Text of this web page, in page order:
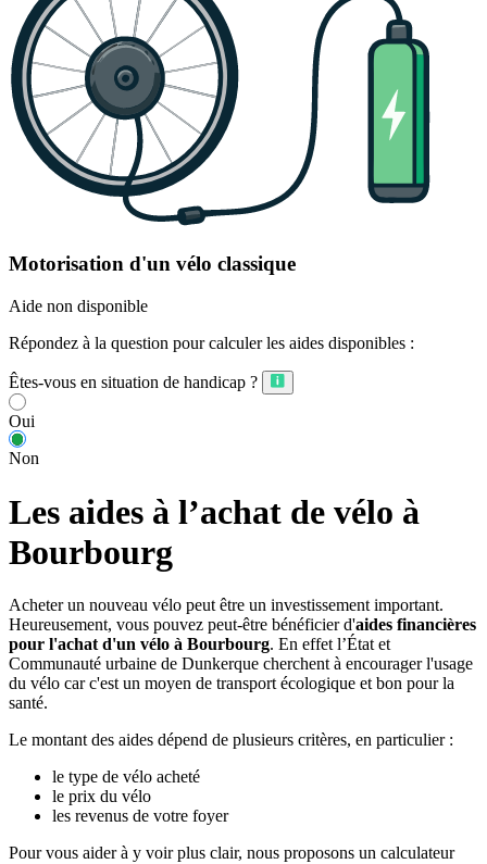
Motorisation d'un vélo classique
Aide non disponible
Répondez à la question pour calculer les aides disponibles :
Êtes-vous en situation de handicap ?
Oui
Non
Les aides à l’achat de vélo à
Bourbourg
Acheter un nouveau vélo peut être un investissement important.
Heureusement, vous pouvez peut-être bénéficier d'aides financières
pour l'achat d'un vélo à Bourbourg. En effet l’État et
Communauté urbaine de Dunkerque cherchent à encourager l'usage
du vélo car c'est un moyen de transport écologique et bon pour la
santé.
Le montant des aides dépend de plusieurs critères, en particulier :
le type de vélo acheté
le prix du vélo
les revenus de votre foyer
Pour vous aider à y voir plus clair, nous proposons un calculateur